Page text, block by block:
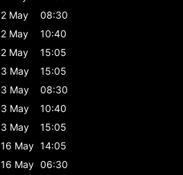
2 May
08:30
2 May
10:40
2 May
15:05
3 May
15:05
3 May
08:30
3 May
10:40
3 May
15:05
16 May 14:05
16 May 06:30